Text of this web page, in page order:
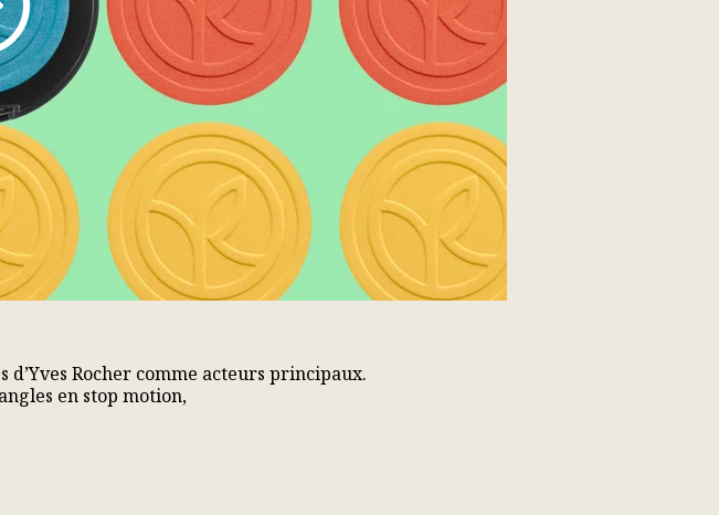
Rocher comme acteurs principaux.
en stop motion,